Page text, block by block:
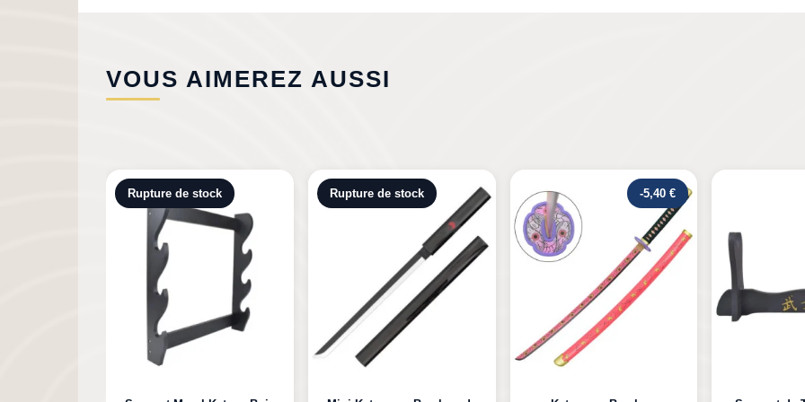
VOUS AIMEREZ AUSSI
Rupture de stock -5,40 €